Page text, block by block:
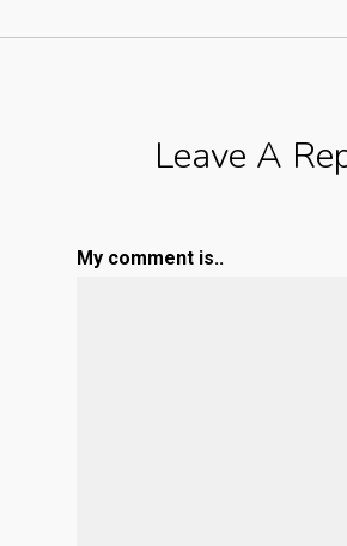
Leave A
My comment is..